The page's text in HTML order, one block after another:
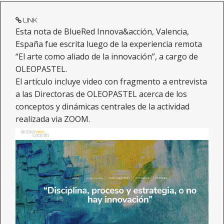
LINK
Esta nota de BlueRed Innova&acción, Valencia,
España fue escrita luego de la experiencia remota
“El arte como aliado de la innovación”, a cargo de
OLEOPASTEL.
El artículo incluye video con fragmento a entrevista
a las Directoras de OLEOPASTEL acerca de los
conceptos y dinámicas centrales de la actividad
realizada via ZOOM.